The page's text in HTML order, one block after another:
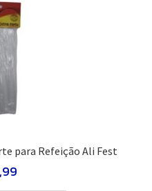
para Refeição Ali Fest